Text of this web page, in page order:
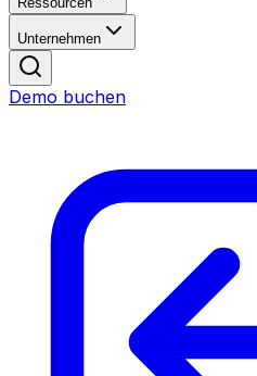
Unternehmen
Demo buchen